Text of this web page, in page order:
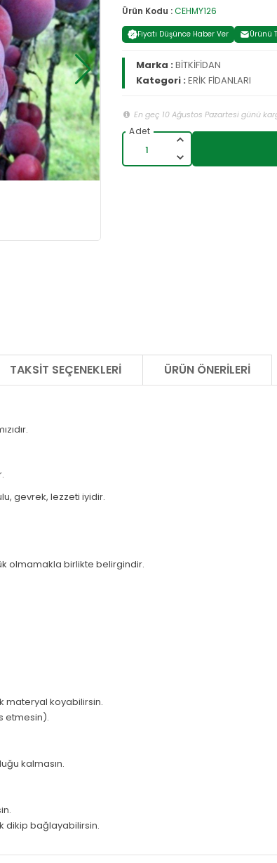
Ürün Kodu :CEHMY126
Fiyatı Düşünce Haber Ver Ürünü
Marka :BİTKİFİDAN
Kategori :ERİK FİDANLARI
En geç 10 Ağustos Pazartesi günü
TAKSIT SEÇENEKLERI ÜRÜN ÖNERILERI
gevrek, lezzeti iyidir.
olmamakla birlikte belirgindir.
materyal koyabilirsin.
etmesin).
kalmasın.
dikip bağlayabilirsin.